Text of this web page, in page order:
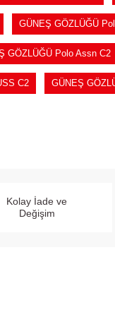
GÜNEŞ GÖZLÜĞÜ
GÖZLÜĞÜ Polo Assn C2
C2 GÜNEŞ
Kolay İade ve
Değişim